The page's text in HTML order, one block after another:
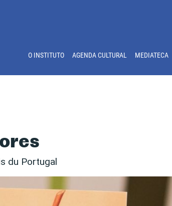
O INSTITUTO AGENDA CULTURAL MEDIATECA
du Portugal